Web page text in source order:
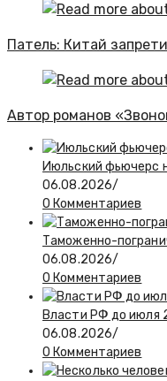
Патель: Китай
Автор романов
Июльский фьючерс
06.08.2026/
0 Комментариев
Таможенно-
06.08.2026/
0 Комментариев
Власти РФ до июля
06.08.2026/
0 Комментариев